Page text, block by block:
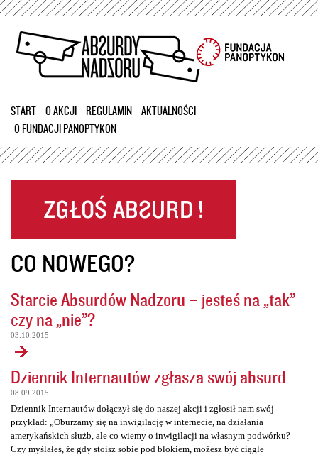
Przejdź
treści
START O AKCJI REGULAMIN
AKTUALNOŚCI
O FUNDACJI PANOPTYKON
CO NOWEGO?
Starcie Absurdów Nadzoru – jesteś na „tak”
czy na „nie”?
03.10.2015
Dziennik Internautów zgłasza swój absurd
08.09.2015
Dziennik Internautów dołączył się do naszej akcji i zgłosił nam swój
przykład: „Oburzamy się na inwigilację w internecie, na działania
amerykańskich służb, ale co wiemy o inwigilacji na własnym podwórku?
Czy myślałeś, że gdy stoisz sobie pod blokiem, możesz być ciągle